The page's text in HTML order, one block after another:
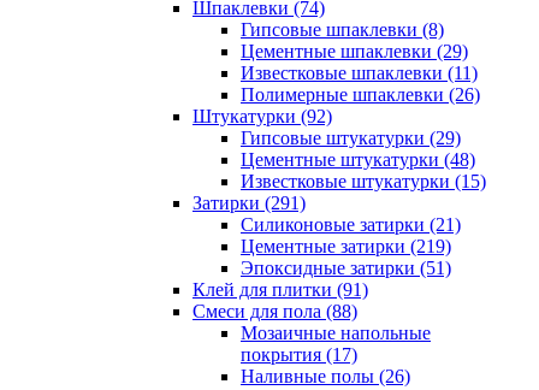
Шпаклевки (74)
Гипсовые шпаклевки (8)
Цементные шпаклевки (29)
Известковые шпаклевки (11)
Полимерные шпаклевки (26)
Штукатурки (92)
Гипсовые штукатурки (29)
Цементные штукатурки (48)
Известковые штукатурки (15)
Затирки (291)
Силиконовые затирки (21)
Цементные затирки (219)
Эпоксидные затирки (51)
Клей для плитки (91)
Смеси для пола (88)
Мозаичные напольные
покрытия (17)
Наливные полы (26)